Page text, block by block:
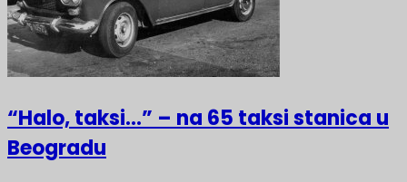
“Halo, taksi…” – na 65 taksi stanica u
Beogradu